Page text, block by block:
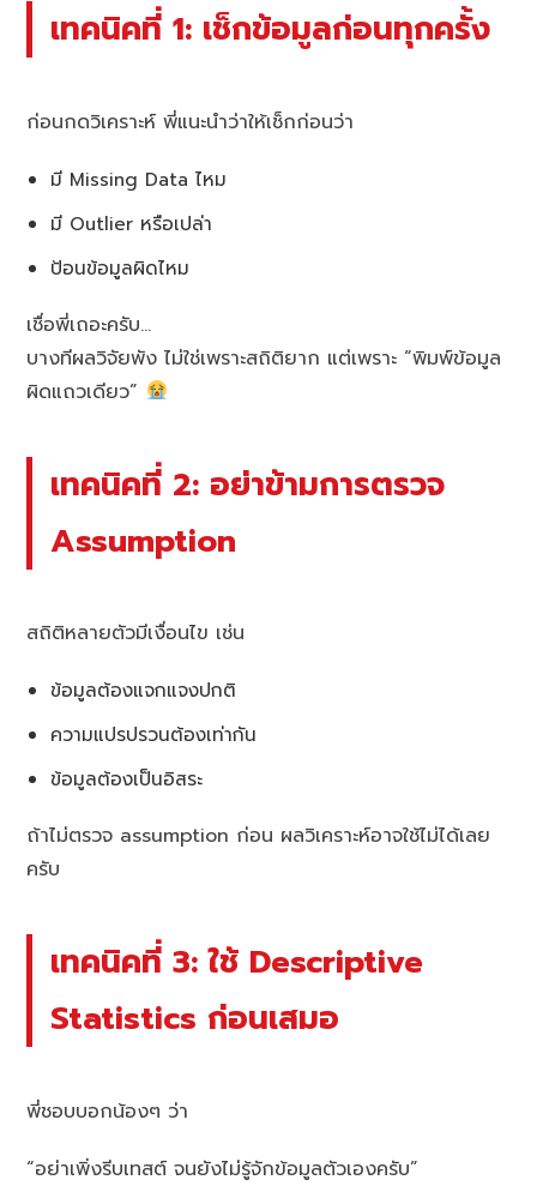
เทคนิคที่ 1: เช็กข้อมูลก่อนทุกครั้ง
ก่อนกดวิเคราะห์ พี่แนะนำว่าให้เช็กก่อนว่า
มี Missing Data ไหม
มี Outlier หรือเปล่า
ป้อนข้อมูลผิดไหม
เชื่อพี่เถอะครับ…
บางทีผลวิจัยพัง ไม่ใช่เพราะสถิติยาก แต่เพราะ “พิมพ์ข้อมูล
ผิดแถวเดียว”
เทคนิคที่ 2: อย่าข้ามการตรวจ
Assumption
สถิติหลายตัวมีเงื่อนไข เช่น
ข้อมูลต้องแจกแจงปกติ
ความแปรปรวนต้องเท่ากัน
ข้อมูลต้องเป็นอิสระ
ถ้าไม่ตรวจ assumption ก่อน ผลวิเคราะห์อาจใช้ไม่ได้เลย
ครับ
เทคนิคที่ 3: ใช้ Descriptive
Statistics ก่อนเสมอ
พี่ชอบบอกน้องๆ ว่า
“อย่าเพิ่งรีบเทสต์ จนยังไม่รู้จักข้อมูลตัวเองครับ”